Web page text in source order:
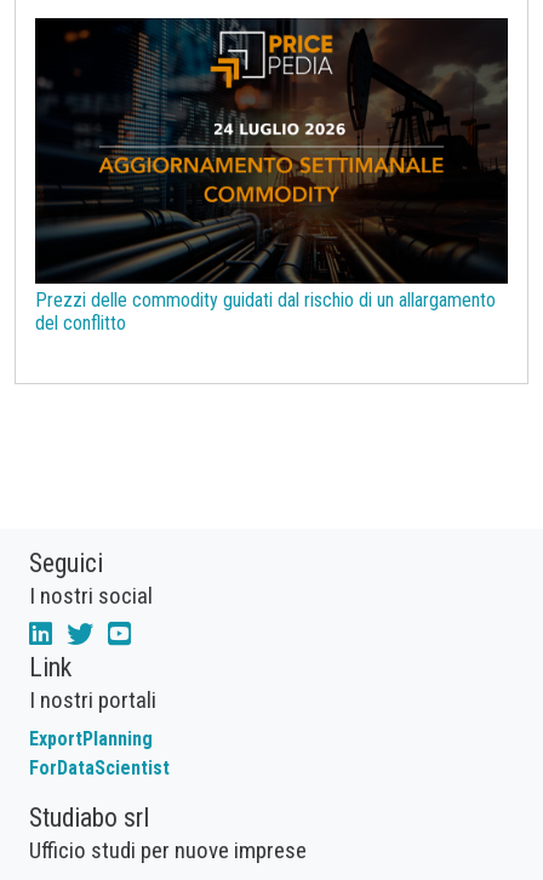
Prezzi delle commodity guidati dal rischio di un allargamento
del conflitto
Seguici
I nostri social
Link
I nostri portali
ExportPlanning
ForDataScientist
Studiabo srl
Ufficio studi per nuove imprese